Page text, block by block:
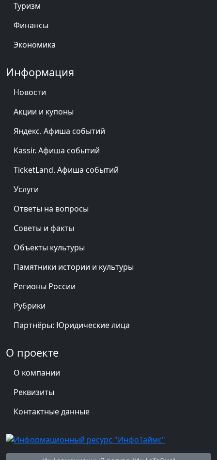
Туризм
Финансы
Экономика
Информация
Новости
Акции и купоны
Яндекс. Афиша событий
Kassir. Афиша событий
TicketLand. Афиша событий
Услуги
Ответы на вопросы
Советы и факты
Объекты культуры
Памятники истории и культуры
Регионы России
Рубрики
Партнёры: Юридические лица
О проекте
О компании
Реквизиты
Контактные данные